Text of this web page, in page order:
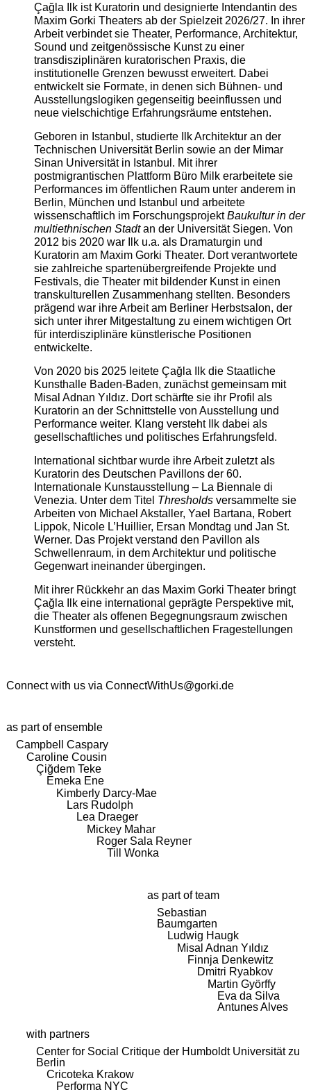
Çağla Ilk ist Kuratorin und designierte Intendantin des
Maxim Gorki Theaters ab der Spielzeit 2026/27. In ihrer
Arbeit verbindet sie Theater, Performance, Architektur,
Sound und zeitgenössische Kunst zu einer
transdisziplinären kuratorischen Praxis, die
institutionelle Grenzen bewusst erweitert. Dabei
entwickelt sie Formate, in denen sich Bühnen- und
Ausstellungslogiken gegenseitig beeinflussen und
neue vielschichtige Erfahrungsräume entstehen.
Geboren in Istanbul, studierte Ilk Architektur an der
Technischen Universität Berlin sowie an der Mimar
Sinan Universität in Istanbul. Mit ihrer
postmigrantischen Plattform Büro Milk erarbeitete sie
Performances im öffentlichen Raum unter anderem in
Berlin, München und Istanbul und arbeitete
wissenschaftlich im ForschungsprojektBaukultur in der
multiethnischen Stadtan der Universität Siegen. Von
2012 bis 2020 war Ilk u.a. als Dramaturgin und
Kuratorin am Maxim Gorki Theater. Dort verantwortete
sie zahlreiche spartenübergreifende Projekte und
Festivals, die Theater mit bildender Kunst in einen
transkulturellen Zusammenhang stellten. Besonders
prägend war ihre Arbeit am Berliner Herbstsalon, der
sich unter ihrer Mitgestaltung zu einem wichtigen Ort
für interdisziplinäre künstlerische Positionen
entwickelte.
Von 2020 bis 2025 leitete Çağla Ilk die Staatliche
Kunsthalle Baden-Baden, zunächst gemeinsam mit
Misal Adnan Yıldız. Dort schärfte sie ihr Profil als
Kuratorin an der Schnittstelle von Ausstellung und
Performance weiter. Klang versteht Ilk dabei als
gesellschaftliches und politisches Erfahrungsfeld.
International sichtbar wurde ihre Arbeit zuletzt als
Kuratorin des Deutschen Pavillons der 60.
Internationale Kunstausstellung – La Biennale di
Venezia. Unter dem Titel Thresholdsversammelte sie
Arbeiten von Michael Akstaller, Yael Bartana, Robert
Lippok, Nicole L’Huillier, Ersan Mondtag und Jan St.
Werner. Das Projekt verstand den Pavillon als
Schwellenraum, in dem Architektur und politische
Gegenwart ineinander übergingen.
Mit ihrer Rückkehr an das Maxim Gorki Theater bringt
Çağla Ilk eine international geprägte Perspektive mit,
die Theater als offenen Begegnungsraum zwischen
Kunstformen und gesellschaftlichen Fragestellungen
versteht.
Connect with us via ConnectWithUs@gorki.de
as part of ensemble
Campbell Caspary
Caroline Cousin
Çiğdem Teke
Emeka Ene
Kimberly Darcy-Mae
Lars Rudolph
Lea Draeger
Mickey Mahar
Roger Sala Reyner
Till Wonka
as part of team
Sebastian
Baumgarten
Ludwig Haugk
Misal Adnan Yıldız
Finnja Denkewitz
Dmitri Ryabkov
Martin Györffy
Eva da Silva
Antunes Alves
with partners
Center for Social Critique der Humboldt Universität zu
Berlin
Cricoteka Krakow
Performa NYC